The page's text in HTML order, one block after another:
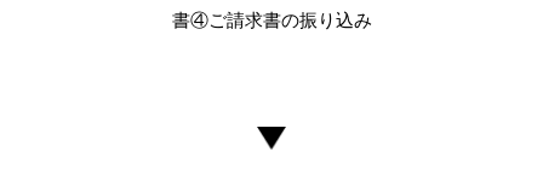
書④ご請求書の振り込み